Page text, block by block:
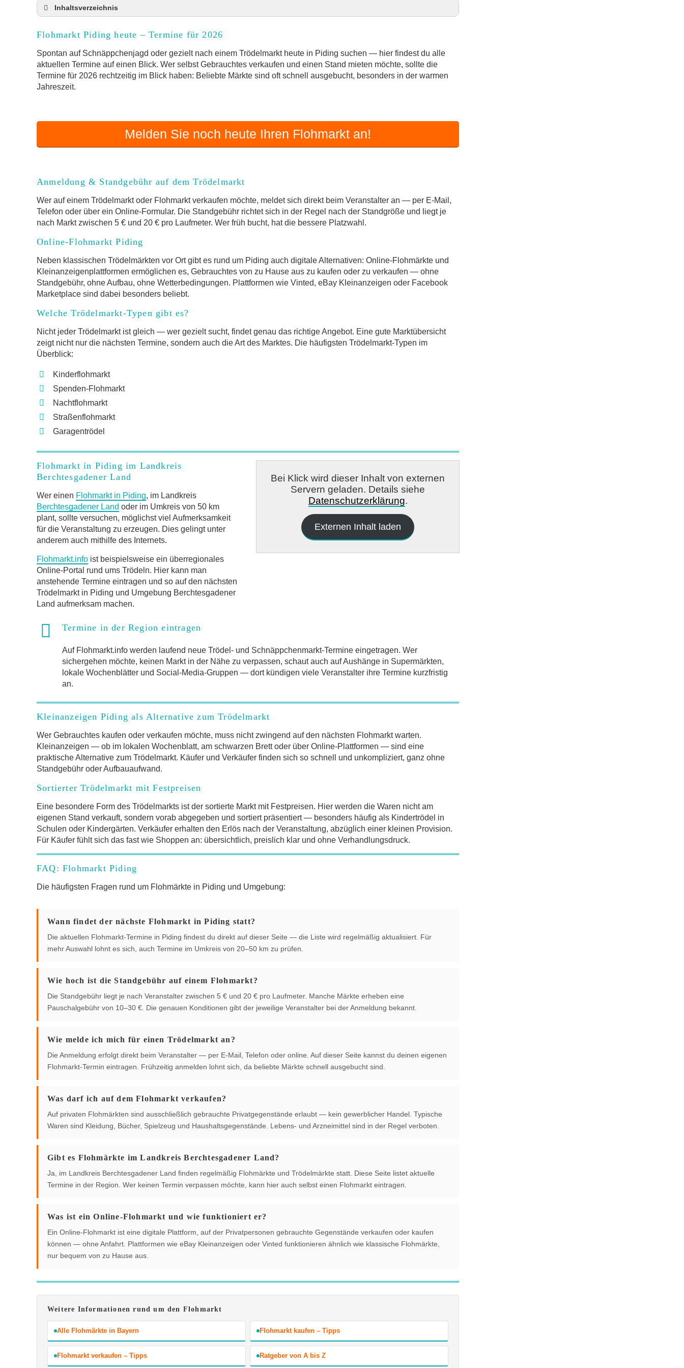
Inhaltsverzeichnis
Anmeldung & Standgebühr auf dem Trödelmarkt
Online-Flohmarkt Piding
Welche Trödelmarkt-Typen gibt es?
Aktuelle Flohmarkt-Termine für Piding und Umgebung
FAQ: Flohmarkt Piding
Flohmarkt-Termin melden
Flohmarkt Piding heute – Termine für 2026
Spontan auf Schnäppchenjagd oder gezielt nach einem Trödelmarkt heute in Piding suchen — hier findest du alle
aktuellen Termine auf einen Blick. Wer selbst Gebrauchtes verkaufen und einen Stand mieten möchte, sollte die
Termine für 2026 rechtzeitig im Blick haben: Beliebte Märkte sind oft schnell ausgebucht, besonders in der warmen
Jahreszeit.
Melden Sie noch heute Ihren Flohmarkt an!
Anmeldung & Standgebühr auf dem Trödelmarkt
Wer auf einem Trödelmarkt oder Flohmarkt verkaufen möchte, meldet sich direkt beim Veranstalter an — per E-Mail,
Telefon oder über ein Online-Formular. Die Standgebühr richtet sich in der Regel nach der Standgröße und liegt je
nach Markt zwischen 5 € und 20 € pro Laufmeter. Wer früh bucht, hat die bessere Platzwahl.
Online-Flohmarkt Piding
Neben klassischen Trödelmärkten vor Ort gibt es rund um Piding auch digitale Alternativen: Online-Flohmärkte und
Kleinanzeigenplattformen ermöglichen es, Gebrauchtes von zu Hause aus zu kaufen oder zu verkaufen — ohne
Standgebühr, ohne Aufbau, ohne Wetterbedingungen. Plattformen wie Vinted, eBay Kleinanzeigen oder Facebook
Marketplace sind dabei besonders beliebt.
Welche Trödelmarkt-Typen gibt es?
Nicht jeder Trödelmarkt ist gleich — wer gezielt sucht, findet genau das richtige Angebot. Eine gute Marktübersicht
zeigt nicht nur die nächsten Termine, sondern auch die Art des Marktes. Die häufigsten Trödelmarkt-Typen im
Überblick:
Kinderflohmarkt
Spenden-Flohmarkt
Nachtflohmarkt
Straßenflohmarkt
Garagentrödel
Flohmarkt in Piding im Landkreis
Berchtesgadener Land
Wer einen Flohmarkt in Piding, im Landkreis
Berchtesgadener Land oder im Umkreis von 50 km
plant, sollte versuchen, möglichst viel Aufmerksamkeit
für die Veranstaltung zu erzeugen. Dies gelingt unter
anderem auch mithilfe des Internets.
Flohmarkt.info ist beispielsweise ein überregionales
Online-Portal rund ums Trödeln. Hier kann man
anstehende Termine eintragen und so auf den nächsten
Trödelmarkt in Piding und Umgebung Berchtesgadener
Land aufmerksam machen.
Bei Klick wird dieser Inhalt von externen
Servern geladen. Details siehe
Datenschutzerklärung.
Externen Inhalt laden
Termine in der Region eintragen
Auf Flohmarkt.info werden laufend neue Trödel- und Schnäppchenmarkt-Termine eingetragen. Wer
sichergehen möchte, keinen Markt in der Nähe zu verpassen, schaut auch auf Aushänge in Supermärkten,
lokale Wochenblätter und Social-Media-Gruppen — dort kündigen viele Veranstalter ihre Termine kurzfristig
an.
Kleinanzeigen Piding als Alternative zum Trödelmarkt
Wer Gebrauchtes kaufen oder verkaufen möchte, muss nicht zwingend auf den nächsten Flohmarkt warten.
Kleinanzeigen — ob im lokalen Wochenblatt, am schwarzen Brett oder über Online-Plattformen — sind eine
praktische Alternative zum Trödelmarkt. Käufer und Verkäufer finden sich so schnell und unkompliziert, ganz ohne
Standgebühr oder Aufbauaufwand.
Sortierter Trödelmarkt mit Festpreisen
Eine besondere Form des Trödelmarkts ist der sortierte Markt mit Festpreisen. Hier werden die Waren nicht am
eigenen Stand verkauft, sondern vorab abgegeben und sortiert präsentiert — besonders häufig als Kindertrödel in
Schulen oder Kindergärten. Verkäufer erhalten den Erlös nach der Veranstaltung, abzüglich einer kleinen Provision.
Für Käufer fühlt sich das fast wie Shoppen an: übersichtlich, preislich klar und ohne Verhandlungsdruck.
FAQ: Flohmarkt Piding
Die häufigsten Fragen rund um Flohmärkte in Piding und Umgebung:
Wann findet der nächste Flohmarkt in Piding statt?
Die aktuellen Flohmarkt-Termine in Piding findest du direkt auf dieser Seite — die Liste wird regelmäßig aktualisiert. Für
mehr Auswahl lohnt es sich, auch Termine im Umkreis von 20–50 km zu prüfen.
Wie hoch ist die Standgebühr auf einem Flohmarkt?
Die Standgebühr liegt je nach Veranstalter zwischen 5 € und 20 € pro Laufmeter. Manche Märkte erheben eine
Pauschalgebühr von 10–30 €. Die genauen Konditionen gibt der jeweilige Veranstalter bei der Anmeldung bekannt.
Wie melde ich mich für einen Trödelmarkt an?
Die Anmeldung erfolgt direkt beim Veranstalter — per E-Mail, Telefon oder online. Auf dieser Seite kannst du deinen eigenen
Flohmarkt-Termin eintragen. Frühzeitig anmelden lohnt sich, da beliebte Märkte schnell ausgebucht sind.
Was darf ich auf dem Flohmarkt verkaufen?
Auf privaten Flohmärkten sind ausschließlich gebrauchte Privatgegenstände erlaubt — kein gewerblicher Handel. Typische
Waren sind Kleidung, Bücher, Spielzeug und Haushaltsgegenstände. Lebens- und Arzneimittel sind in der Regel verboten.
Gibt es Flohmärkte im Landkreis Berchtesgadener Land?
Ja, im Landkreis Berchtesgadener Land finden regelmäßig Flohmärkte und Trödelmärkte statt. Diese Seite listet aktuelle
Termine in der Region. Wer keinen Termin verpassen möchte, kann hier auch selbst einen Flohmarkt eintragen.
Was ist ein Online-Flohmarkt und wie funktioniert er?
Ein Online-Flohmarkt ist eine digitale Plattform, auf der Privatpersonen gebrauchte Gegenstände verkaufen oder kaufen
können — ohne Anfahrt. Plattformen wie eBay Kleinanzeigen oder Vinted funktionieren ähnlich wie klassische Flohmärkte,
nur bequem von zu Hause aus.
Weitere Informationen rund um den Flohmarkt
Alle Flohmärkte in Bayern Flohmarkt kaufen – Tipps
Flohmarkt verkaufen – Tipps Ratgeber von A bis Z